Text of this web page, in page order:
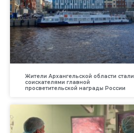
Жители Архангельской области стали
соискателями главной
просветительской награды России